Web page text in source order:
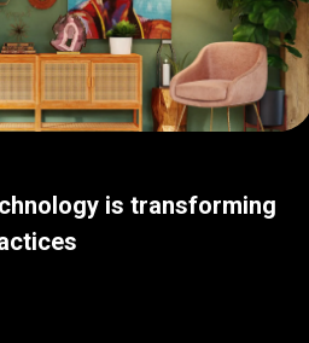
is transforming